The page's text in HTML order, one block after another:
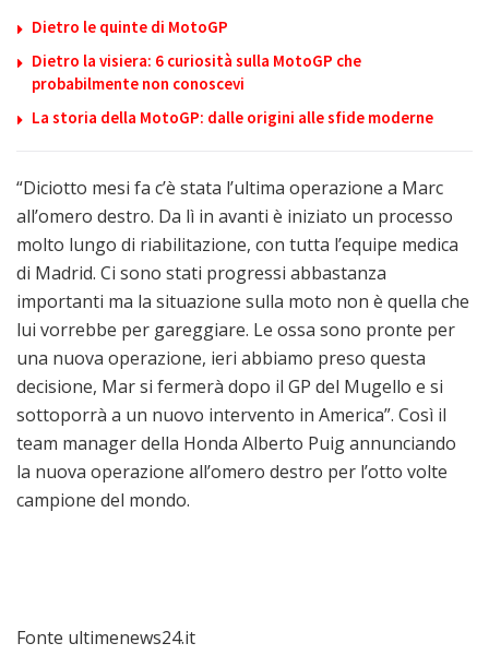
Dietro le quinte di MotoGP
Dietro la visiera: 6 curiosità sulla MotoGP che
probabilmente non conoscevi
La storia della MotoGP: dalle origini alle sfide moderne
“Diciotto mesi fa c’è stata l’ultima operazione a Marc
all’omero destro. Da lì in avanti è iniziato un processo
molto lungo di riabilitazione, con tutta l’equipe medica
di Madrid. Ci sono stati progressi abbastanza
importanti ma la situazione sulla moto non è quella che
lui vorrebbe per gareggiare. Le ossa sono pronte per
una nuova operazione, ieri abbiamo preso questa
decisione, Mar si fermerà dopo il GP del Mugello e si
sottoporrà a un nuovo intervento in America”. Così il
team manager della Honda Alberto Puig annunciando
la nuova operazione all’omero destro per l’otto volte
campione del mondo.
Fonte ultimenews24.it